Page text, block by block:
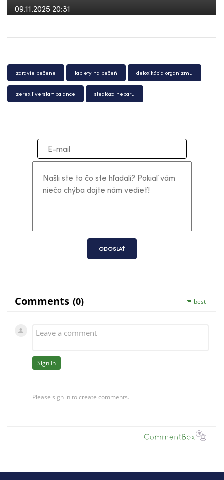
09.11.2025 20:31
zdravie pečene tablety na pečeň detoxikácia organizmu
zerex liverstart balance steatóza heparu
ODOSLAŤ